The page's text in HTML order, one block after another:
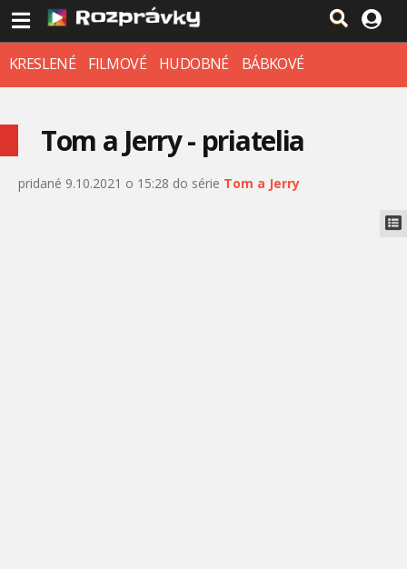
KRESLENÉ FILMOVÉ HUDOBNÉ BÁBKOVÉ
Tom a Jerry - priatelia
pridané 9.10.2021 o 15:28 do série Tom a Jerry